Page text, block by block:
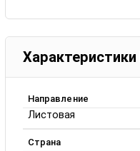
Характеристики
Направление
Листовая
Страна